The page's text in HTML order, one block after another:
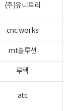
(주)유니트리
cnc works
mt솔루션
루텍
atc